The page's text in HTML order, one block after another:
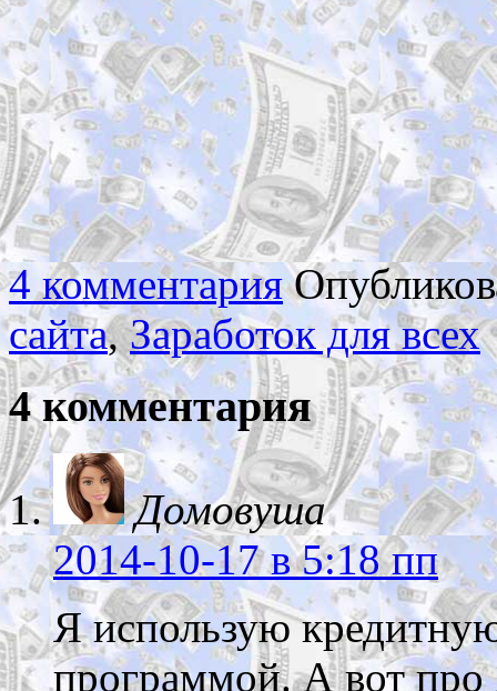
4 комментария
сайта,Заработок для всех
4 комментария
Домовуша
2014-10-17в 5:18 пп
Я использую
программой. А вот